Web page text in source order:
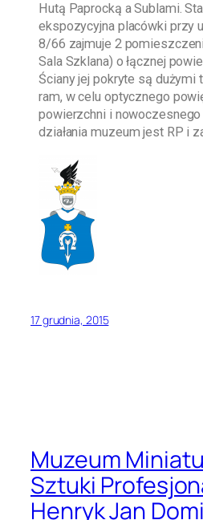
Hutą Paprocką a Sublami.
ekspozycyjna placówki przy
8/66 zajmuje 2
Sala Szklana) o łącznej
Ściany jej pokryte są dużymi
ram, w celu optycznego
powierzchni i
działania muzeum jest RP i
17 grudnia, 2015
Muzeum
Sztuki
Henryk Jan